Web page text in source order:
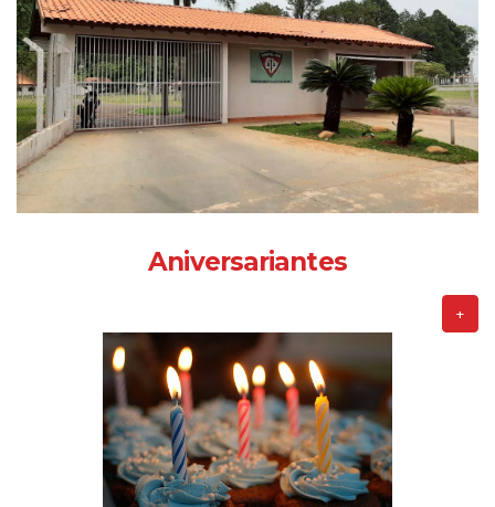
Aniversariantes
+